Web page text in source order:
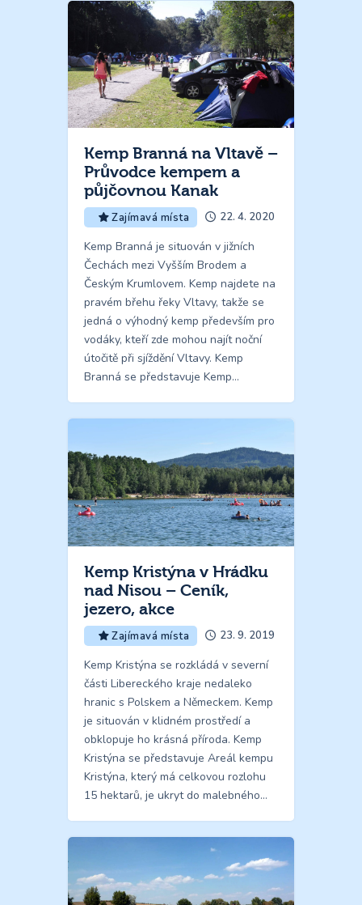
Kemp Branná na Vltavě –
Průvodce kempem a
půjčovnou Kanak
Zajímavá místa 22. 4. 2020
Kemp Branná je situován v jižních
Čechách mezi Vyšším Brodem a
Českým Krumlovem. Kemp najdete na
pravém břehu řeky Vltavy, takže se
jedná o výhodný kemp především pro
vodáky, kteří zde mohou najít noční
útočitě při sjíždění Vltavy. Kemp
Branná se představuje Kemp…
Kemp Kristýna v Hrádku
nad Nisou – Ceník,
jezero, akce
Zajímavá místa 23. 9. 2019
Kemp Kristýna se rozkládá v severní
části Libereckého kraje nedaleko
hranic s Polskem a Německem. Kemp
je situován v klidném prostředí a
obklopuje ho krásná příroda. Kemp
Kristýna se představuje Areál kempu
Kristýna, který má celkovou rozlohu
15 hektarů, je ukryt do malebného…